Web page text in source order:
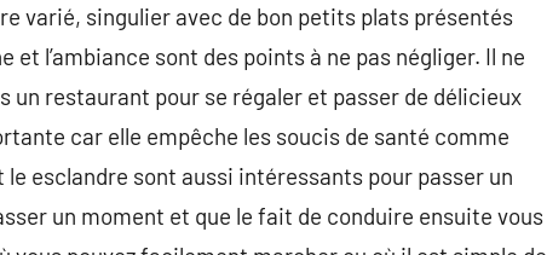
varié, singulier avec de bon petits plats présentés
l’ambiance sont des points à ne pas négliger. Il ne
un restaurant pour se régaler et passer de délicieux
car elle empêche les soucis de santé comme
esclandre sont aussi intéressants pour passer un
un moment et que le fait de conduire ensuite vous